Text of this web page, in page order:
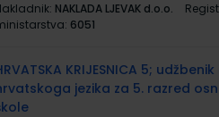
NAKLADA LJEVAK d.o.o.
6051
KRIJESNICA 5; udžbenik
jezika za 5. razred